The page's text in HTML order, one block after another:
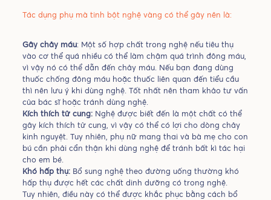
Tác dụng phụ mà tinh bột nghệ vàng có thể gây nên là:
Gây chảy máu: Một số hợp chất trong nghệ nếu tiêu thụ
vào cơ thể quá nhiều có thể làm chậm quá trình đông máu,
vì vậy nó có thể dẫn đến chảy máu. Nếu bạn đang dùng
thuốc chống đông máu hoặc thuốc liên quan đến tiểu cầu
thì nên lưu ý khi dùng nghệ. Tốt nhất nên tham khảo tư vấn
của bác sĩ hoặc tránh dùng nghệ.
Kích thích tử cung:Nghệ được biết đến là một chất có thể
gây kích thích tử cung, vì vậy có thể có lợi cho dòng chảy
kinh nguyệt. Tuy nhiên, phụ nữ mang thai và bà mẹ cho con
bú cần phải cẩn thận khi dùng nghệ để tránh bất kì tác hại
cho em bé.
Khó hấp thụ:Bổ sung nghệ theo đường uống thường khó
hấp thụ được hết các chất dinh dưỡng có trong nghệ.
Tuy nhiên, điều này có thể được khắc phục bằng cách bổ